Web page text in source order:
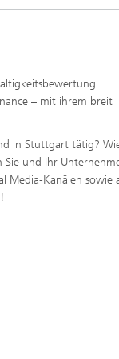
®
– mit ihrem breit
in Stuttgart tätig?
Sie und Ihr
Media-Kanälen sowie